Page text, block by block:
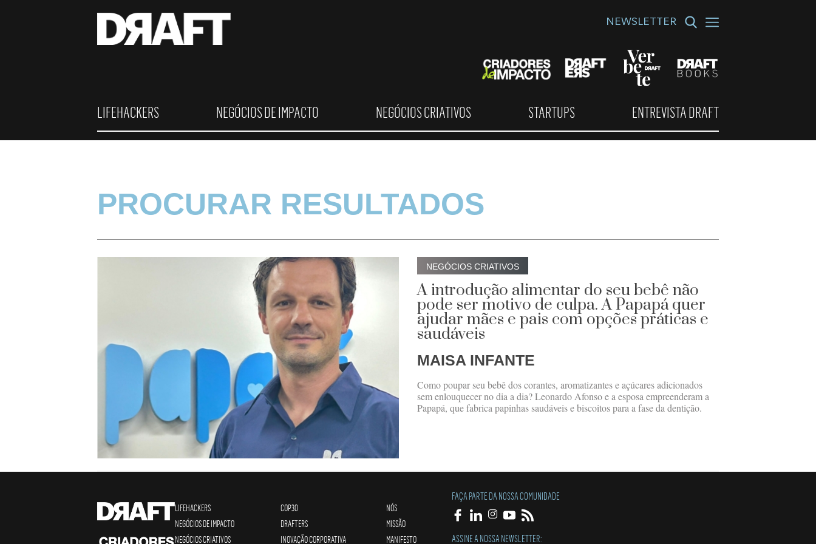
NEWSLETTER
LIFEHACKERS NEGÓCIOS DE IMPACTO NEGÓCIOS CRIATIVOS STARTUPS ENTREVISTA DRAFT
PROCURAR RESULTADOS
NEGÓCIOS CRIATIVOS
A introdução alimentar do seu bebê não
pode ser motivo de culpa. A Papapá quer
ajudar mães e pais com opções práticas e
saudáveis
MAISA INFANTE
Como poupar seu bebê dos corantes, aromatizantes e açúcares adicionados
sem enlouquecer no dia a dia? Leonardo Afonso e a esposa empreenderam a
Papapá, que fabrica papinhas saudáveis e biscoitos para a fase da dentição.
LIFEHACKERS
NEGÓCIOS DE IMPACTO
NEGÓCIOS CRIATIVOS
COP30
DRAFTERS
INOVAÇÃO CORPORATIVA
NÓS
MISSÃO
MANIFESTO
FAÇA PARTE DA NOSSA COMUNIDADE
ASSINE A NOSSA NEWSLETTER: